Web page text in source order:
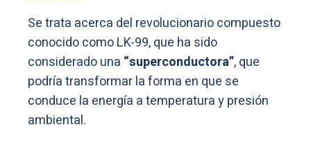
Se trata acerca del revolucionario compuesto
conocido como LK-99, que ha sido
considerado una “superconductora”, que
podría transformar la forma en que se
conduce la energía a temperatura y presión
ambiental.